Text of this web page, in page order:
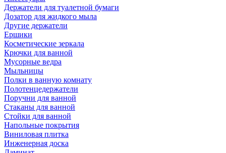
Держатели для туалетной бумаги
Дозатор для жидкого мыла
Другие держатели
Ершики
Косметические зеркала
Крючки для ванной
Мусорные ведра
Мыльницы
Полки в ванную комнату
Полотенцедержатели
Поручни для ванной
Стаканы для ванной
Стойки для ванной
Напольные покрытия
Виниловая плитка
Инженерная доска